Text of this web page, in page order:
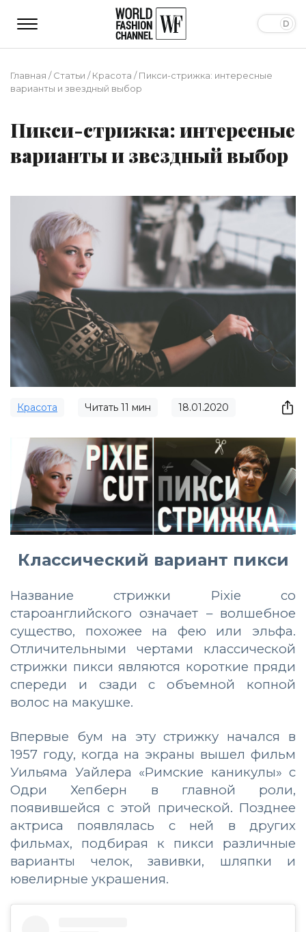
Главная /Статьи /Красота /Пикси-стрижка: интересные
варианты и звездный выбор
Пикси-стрижка: интересные
варианты и звездный выбор
Красота Читать 11 мин 18.01.2020
Классический вариант пикси
Название стрижки Pixie со
староанглийского означает – волшебное
существо, похожее на фею или эльфа.
Отличительными чертами классической
стрижки пикси являются короткие пряди
спереди и сзади с объемной копной
волос на макушке.
Впервые бум на эту стрижку начался в
1957 году, когда на экраны вышел фильм
Уильяма Уайлера «Римские каникулы» с
Одри Хепберн в главной роли,
появившейся с этой прической. Позднее
актриса появлялась с ней в других
фильмах, подбирая к пикси различные
варианты челок, завивки, шляпки и
ювелирные украшения.